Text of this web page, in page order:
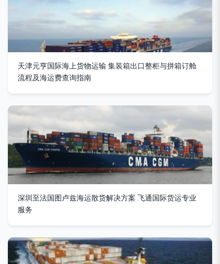
天津元亨国际海上货物运输 集装箱出口整柜与拼箱订舱
流程及海运费查询指南
深圳至法国图卢兹海运散货解决方案 飞通国际货运专业
服务